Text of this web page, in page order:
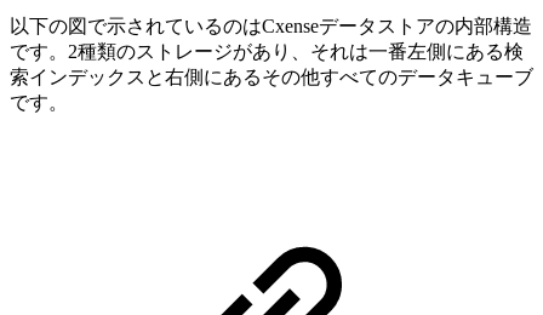
以下の図で示されているのはCxenseデータストアの内部構造
です。2種類のストレージがあり、それは一番左側にある検
索インデックスと右側にあるその他すべてのデータキューブ
です。